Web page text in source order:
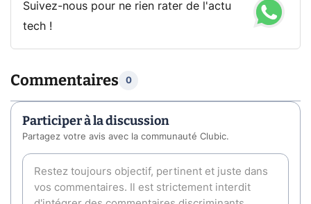
Suivez-nous pour ne rien rater de l'actu
tech !
Commentaires 0
Participer à la discussion
Partagez votre avis avec la communauté Clubic.